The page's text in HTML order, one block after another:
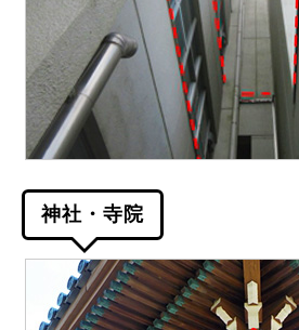
神社・寺院